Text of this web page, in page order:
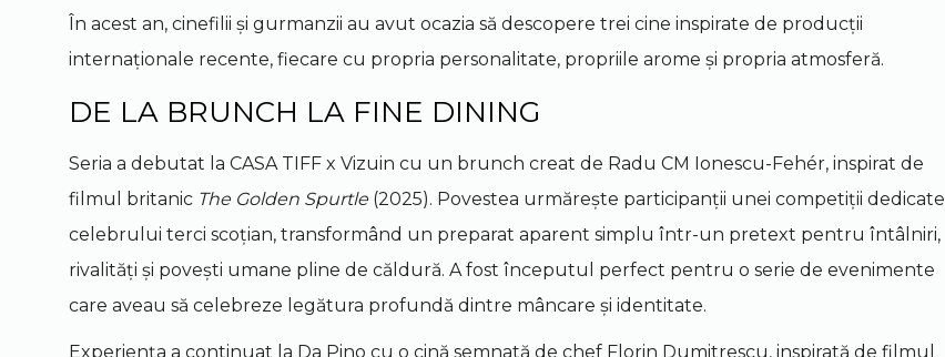
În acest an, cinefilii și gurmanzii au avut ocazia să descopere trei cine inspirate de producții
internaționale recente, fiecare cu propria personalitate, propriile arome și propria atmosferă.
DE LA BRUNCH LA FINE DINING
Seria a debutat la CASA TIFF x Vizuin cu un brunch creat de Radu CM Ionescu-Fehér, inspirat de
filmul britanic The Golden Spurtle(2025). Povestea urmărește participanții unei competiții dedicate
celebrului terci scoțian, transformând un preparat aparent simplu într-un pretext pentru întâlniri,
rivalități și povești umane pline de căldură. A fost începutul perfect pentru o serie de evenimente
care aveau să celebreze legătura profundă dintre mâncare și identitate.
Experiența a continuat la Da Pino cu o cină semnată de chef Florin Dumitrescu, inspirată de filmul